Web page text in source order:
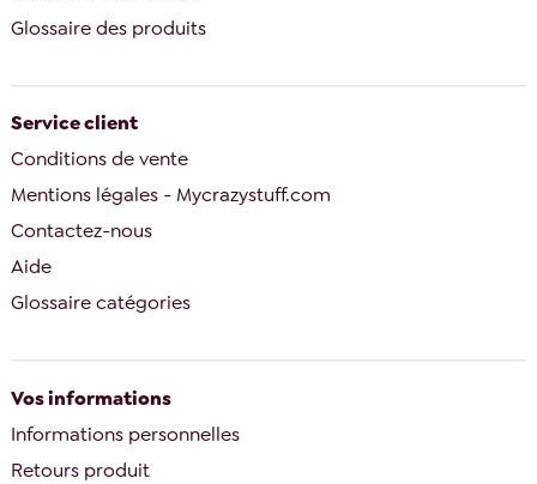
Glossaire des produits
Service client
Conditions de vente
Mentions légales - Mycrazystuff.com
Contactez-nous
Aide
Glossaire catégories
Vos informations
Informations personnelles
Retours produit